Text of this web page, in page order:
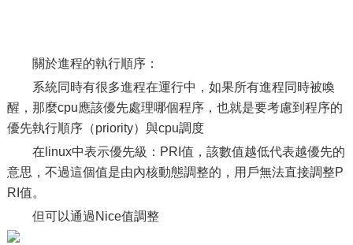
關於進程的執行順序：
系統同時有很多進程在運行中，如果所有進程同時被喚
醒，那麼cpu應該優先處理哪個程序，也就是要考慮到程序的
優先執行順序（priority）與cpu調度
在linux中表示優先級：PRI值，該數值越低代表越優先的
意思，不過這個值是由內核動態調整的，用戶無法直接調整P
RI值。
但可以通過Nice值調整